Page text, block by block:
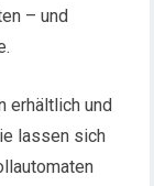
– und
erhältlich und
lassen sich